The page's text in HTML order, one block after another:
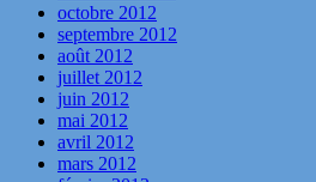
octobre 2012
septembre 2012
août 2012
juillet 2012
juin 2012
mai 2012
avril 2012
mars 2012